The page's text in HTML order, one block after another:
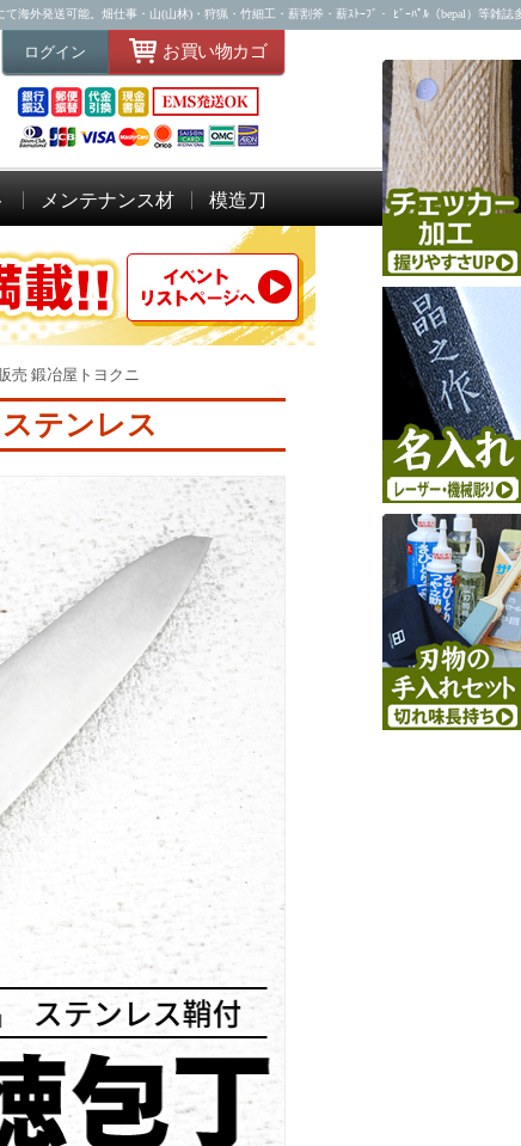
外発送可能。畑仕事・山(山林)・狩猟・竹細工・薪割斧・薪ｽﾄｰﾌﾞ・ ﾋﾞｰﾊﾟﾙ（bepal）等雑誌
ログイン お買い物カゴ
メンテナンス材 模造刀
売 鍛冶屋トヨクニ
テンレス